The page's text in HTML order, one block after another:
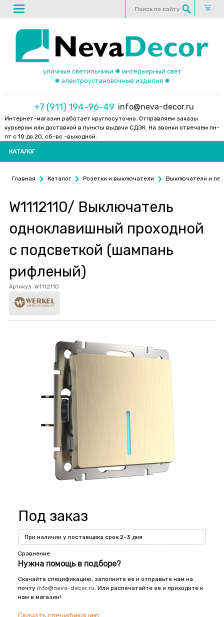
уличные светильники ✺ интерьерный свет
✺ электроустановочные изделия ✺
+7 (911) 194-96-49 info@neva-decor.ru
Интернет-магазин работает круглосуточно. Отправляем заказы
курьером или доставкой в пункты выдачи СДЭК. На звонки отвечаем пн-
пт с 10 до 20, сб-вс -выходной.
КАТАЛОГ
Главная Каталог Розетки и выключатели Выключатели и
W1112110/ Выключатель
одноклавишный проходной
с подсветкой (шампань
рифленый)
Артикул: W1112110
Под заказ
При наличии у поставщика срок 2-3 дня
Сравнение
Нужна помощь в подборе?
Скачайте спецификацию, заполните ее и отправьте нам на
почту info@neva-decor.ru . Или распечатайте ее и приходите к
нам в магазин!